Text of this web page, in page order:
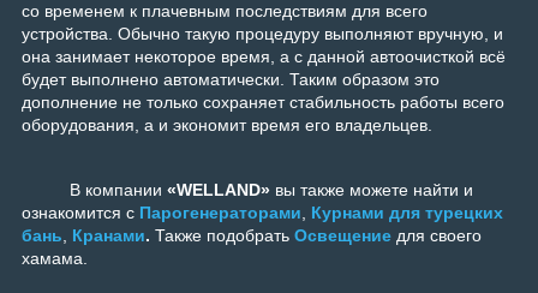
со временем к плачевным последствиям для всего
устройства. Обычно такую процедуру выполняют вручную, и
она занимает некоторое время, а с данной автоочисткой всё
будет выполнено автоматически. Таким образом это
дополнение не только сохраняет стабильность работы всего
оборудования, а и экономит время его владельцев.
В компании «WELLAND» вы также можете найти и
ознакомится с Парогенераторами, Курнами для турецких
бань, Кранами. Также подобрать Освещение для своего
хамама.